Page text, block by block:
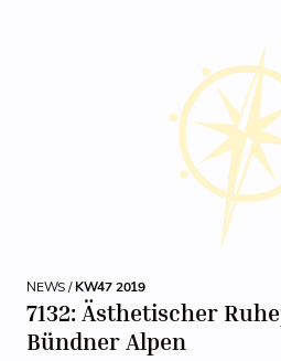
NEWS /KW47 2019
7132: Ästhetischer
Bündner Alpen